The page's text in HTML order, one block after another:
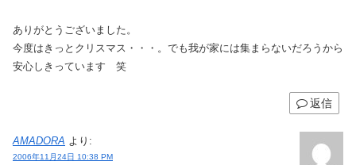
ありがとうございました。
今度はきっとクリスマス・・・。でも我が家には集まらないだろうから
安心しきっています 笑
返信
AMADORA より:
2006年11月24日 10:38 PM